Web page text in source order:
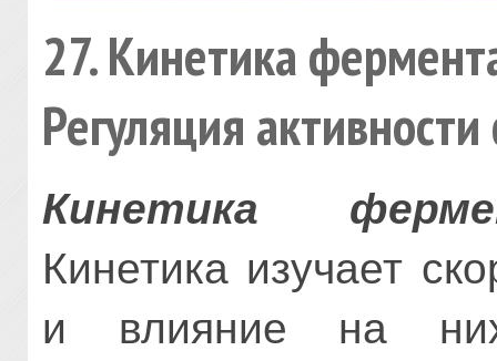
27. Кинетика
Регуляция
Кинетика
Кинетика изучает
и влияние на